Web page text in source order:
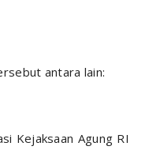
antara lain:
Kejaksaan Agung RI